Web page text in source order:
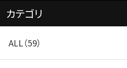
カテゴリ
ALL（59）